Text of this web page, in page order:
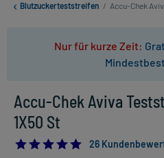
Blutzuckerteststreifen / Accu-Chek
Nur für kurze Zeit:
Accu-Chek Aviva
1X50 St
26